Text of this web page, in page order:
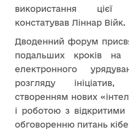
використання цієї
констатував Ліннар Війк.
Дводенний форум
подальших кроків на
електронного
розгляду
створенням нових
і роботою з
обговоренню питань